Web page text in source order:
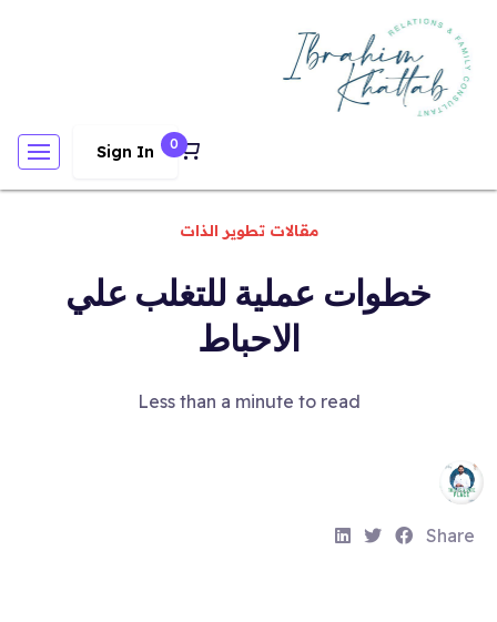
0
Sign In
مقالات تطوير الذات
خطوات عملية للتغلب علي
الاحباط
Less than a minute to read
Share
S
S